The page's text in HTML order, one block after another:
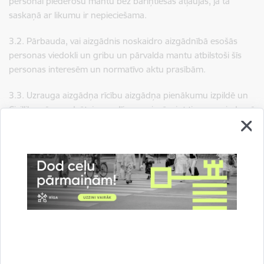
saskaņā ar likumu ir nepieciešama.
3.2. Pārbauda, vai aizgādnis noskaidro aizgādnībā esošās
personas viedokli un gribu un pārvalda mantu atbilstoši šīs
personas interesēm un normatīvo aktu prasībām.
3.3. Uzrauga aizgādņa rīcību aizgādņa pienākumu izpildē un
Civillikumā paredzētajos gadījumos, ievērojot tiesas spriedumā
Procesa apraksts
Saistītie dokumenti